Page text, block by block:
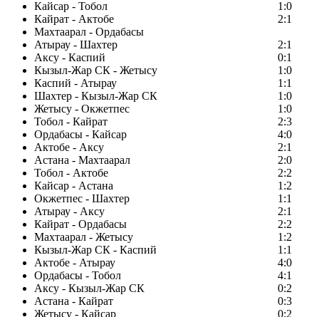
Кайсар - Тобол
1:0
Кайрат - Актобе
2:1
Махтаарал - Ордабасы
Атырау - Шахтер
2:1
Аксу - Каспий
0:1
Кызыл-Жар СК - Жетысу
1:0
Каспий - Атырау
1:1
Шахтер - Кызыл-Жар СК
1:0
Жетысу - Окжетпес
1:0
Тобол - Кайрат
2:3
Ордабасы - Кайсар
4:0
Актобе - Аксу
2:1
Астана - Махтаарал
2:0
Тобол - Актобе
2:2
Кайсар - Астана
1:2
Окжетпес - Шахтер
1:1
Атырау - Аксу
2:1
Кайрат - Ордабасы
2:2
Махтаарал - Жетысу
1:2
Кызыл-Жар СК - Каспий
1:1
Актобе - Атырау
4:0
Ордабасы - Тобол
4:1
Аксу - Кызыл-Жар СК
0:2
Астана - Кайрат
0:3
Жетысу - Кайсар
0:2